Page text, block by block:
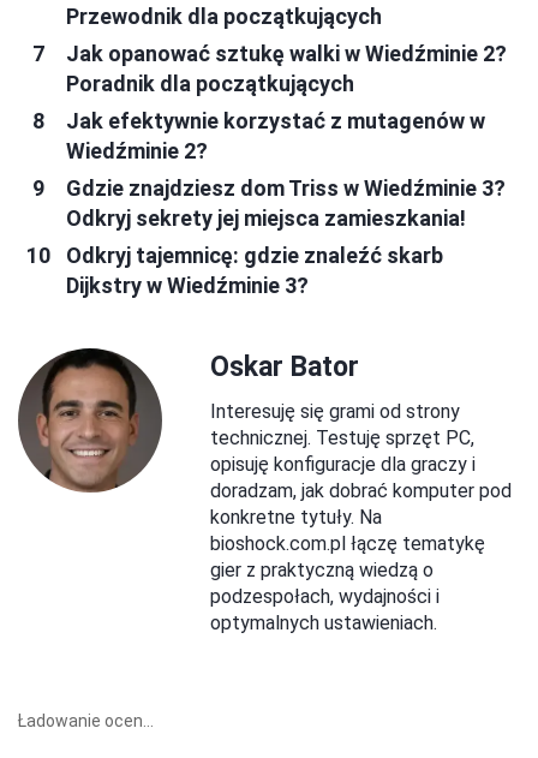
Przewodnik dla początkujących
Jak opanować sztukę walki w Wiedźminie 2?
Poradnik dla początkujących
Jak efektywnie korzystać z mutagenów w
Wiedźminie 2?
Gdzie znajdziesz dom Triss w Wiedźminie 3?
Odkryj sekrety jej miejsca zamieszkania!
Odkryj tajemnicę: gdzie znaleźć skarb
Dijkstry w Wiedźminie 3?
Oskar Bator
Interesuję się grami od strony
technicznej. Testuję sprzęt PC,
opisuję konfiguracje dla graczy i
doradzam, jak dobrać komputer pod
konkretne tytuły. Na
bioshock.com.pl łączę tematykę
gier z praktyczną wiedzą o
podzespołach, wydajności i
optymalnych ustawieniach.
Ładowanie ocen...